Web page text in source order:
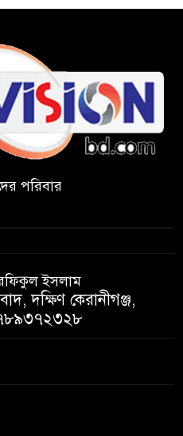
ফাঁসিয়াখালী সরকারি
বিদ্যালয়ের ম্যানেজিং
সভাপতি নির্বাচিত মো.
আন্দোলন হয়েছিল
লক্ষ্যে; ইবিসাস
মর্যাদায় ‘জুলাই দিবস’
করছে তানযীমুল উম্মাহ
মাদ্রাসা
পরিবার
ইসলাম
দক্ষিণ কেরানীগঞ্জ,